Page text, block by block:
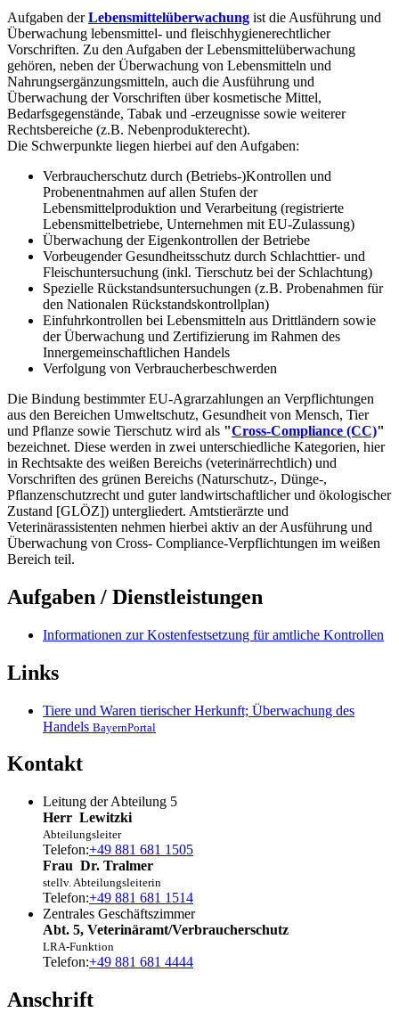
Aufgaben derLebensmittelüberwachung ist die Ausführung und
Überwachung lebensmittel- und fleischhygienerechtlicher
Vorschriften. Zu den Aufgaben der Lebensmittelüberwachung
gehören, neben der Überwachung von Lebensmitteln und
Nahrungsergänzungsmitteln, auch die Ausführung und
Überwachung der Vorschriften über kosmetische Mittel,
Bedarfsgegenstände, Tabak und -erzeugnisse sowie weiterer
Rechtsbereiche (z.B. Nebenprodukterecht).
Die Schwerpunkte liegen hierbei auf den Aufgaben:
Verbraucherschutz durch (Betriebs-)Kontrollen und
Probenentnahmen auf allen Stufen der
Lebensmittelproduktion und Verarbeitung (registrierte
Lebensmittelbetriebe, Unternehmen mit EU-Zulassung)
Überwachung der Eigenkontrollen der Betriebe
Vorbeugender Gesundheitsschutz durch Schlachttier- und
Fleischuntersuchung (inkl. Tierschutz bei der Schlachtung)
Spezielle Rückstandsuntersuchungen (z.B. Probenahmen für
den Nationalen Rückstandskontrollplan)
Einfuhrkontrollen bei Lebensmitteln aus Drittländern sowie
der Überwachung und Zertifizierung im Rahmen des
Innergemeinschaftlichen Handels
Verfolgung von Verbraucherbeschwerden
Die Bindung bestimmter EU-Agrarzahlungen an Verpflichtungen
aus den Bereichen Umweltschutz, Gesundheit von Mensch, Tier
und Pflanze sowie Tierschutz wird als "Cross-Compliance (CC)"
bezeichnet. Diese werden in zwei unterschiedliche Kategorien, hier
in Rechtsakte des weißen Bereichs (veterinärrechtlich) und
Vorschriften des grünen Bereichs (Naturschutz-, Dünge-,
Pflanzenschutzrecht und guter landwirtschaftlicher und ökologischer
Zustand [GLÖZ]) untergliedert. Amtstierärzte und
Veterinärassistenten nehmen hierbei aktiv an der Ausführung und
Überwachung von Cross- Compliance-Verpflichtungen im weißen
Bereich teil.
Aufgaben / Dienstleistungen
Informationen zur Kostenfestsetzung für amtliche Kontrollen
Links
Tiere und Waren tierischer Herkunft; Überwachung des
Handels BayernPortal
Kontakt
Leitung der Abteilung 5
Herr Lewitzki
Abteilungsleiter
Telefon:+49 881 681 1505
Frau Dr. Tralmer
stellv. Abteilungsleiterin
Telefon:+49 881 681 1514
Zentrales Geschäftszimmer
Abt. 5, Veterinäramt/Verbraucherschutz
LRA-Funktion
Telefon:+49 881 681 4444
Anschrift